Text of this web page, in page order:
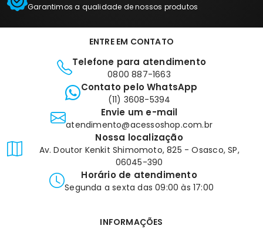
Garantimos a qualidade de nossos produtos
ENTRE EM CONTATO
Telefone para atendimento
0800 887-1663
Contato pelo WhatsApp
(11) 3608-5394
Envie um e-mail
atendimento@acessoshop.com.br
Nossa localização
Av. Doutor Kenkit Shimomoto, 825 - Osasco, SP,
06045-390
Horário de atendimento
Segunda a sexta das 09:00 às 17:00
INFORMAÇÕES